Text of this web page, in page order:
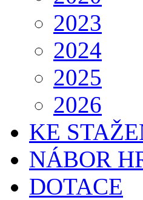
2023
2024
2025
2026
KE
NÁBOR
DOTACE